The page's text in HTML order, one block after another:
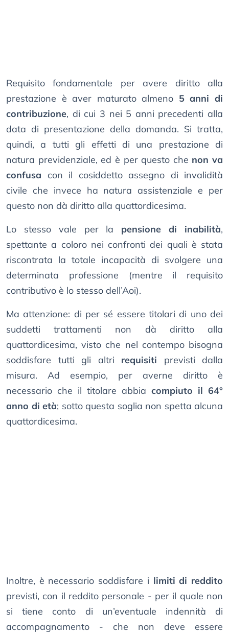
Requisito fondamentale per avere diritto alla
prestazione è aver maturato almeno 5 anni di
contribuzione, di cui 3 nei 5 anni precedenti alla
data di presentazione della domanda. Si tratta,
quindi, a tutti gli effetti di una prestazione di
natura previdenziale, ed è per questo che non va
confusa con il cosiddetto assegno di invalidità
civile che invece ha natura assistenziale e per
questo non dà diritto alla quattordicesima.
Lo stesso vale per la pensione di inabilità,
spettante a coloro nei confronti dei quali è stata
riscontrata la totale incapacità di svolgere una
determinata professione (mentre il requisito
contributivo è lo stesso dell’Aoi).
Ma attenzione: di per sé essere titolari di uno dei
suddetti trattamenti non dà diritto alla
quattordicesima, visto che nel contempo bisogna
soddisfare tutti gli altri requisiti previsti dalla
misura. Ad esempio, per averne diritto è
necessario che il titolare abbia compiuto il 64°
anno di età; sotto questa soglia non spetta alcuna
quattordicesima.
Inoltre, è necessario soddisfare i limiti di reddito
previsti, con il reddito personale - per il quale non
si tiene conto di un’eventuale indennità di
accompagnamento - che non deve essere